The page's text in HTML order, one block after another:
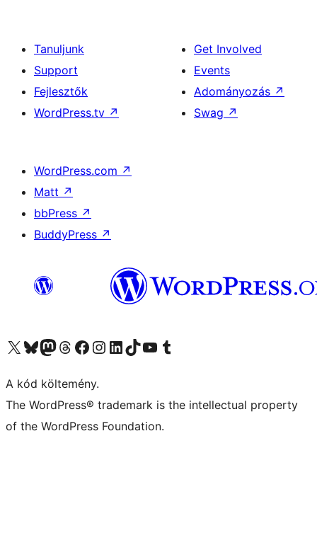
Tanuljunk
Support
Fejlesztők
WordPress.tv ↗
Get Involved
Events
Adományozás ↗
Swag ↗
WordPress.com ↗
Matt ↗
bbPress ↗
BuddyPress ↗
Visit our X (formerly Twitter) account
Visit our Bluesky account
Twitter csatornánk
Visit our Threads account
Facebook oldalunk megtekintése
Visit our Instagram account
Visit our LinkedIn account
Visit our TikTok account
Visit our YouTube channel
Visit our Tumblr account
A kód költemény.
The WordPress® trademark is the intellectual property
of the WordPress Foundation.